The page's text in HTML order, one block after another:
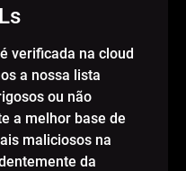
verificada na cloud
a nossa lista
ou não
a melhor base de
maliciosos na
da